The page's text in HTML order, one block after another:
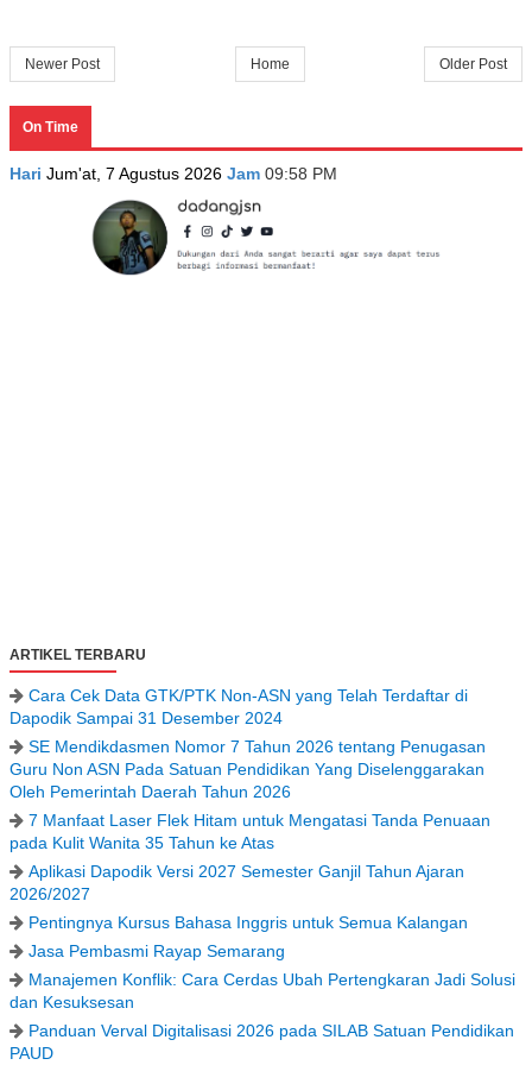
Newer Post Older Post
Home
On Time
Hari Jum'at, 7 Agustus 2026 Jam 09:58 PM
ARTIKEL TERBARU
Cara Cek Data GTK/PTK Non-ASN yang Telah Terdaftar di
Dapodik Sampai 31 Desember 2024
SE Mendikdasmen Nomor 7 Tahun 2026 tentang Penugasan
Guru Non ASN Pada Satuan Pendidikan Yang Diselenggarakan
Oleh Pemerintah Daerah Tahun 2026
7 Manfaat Laser Flek Hitam untuk Mengatasi Tanda Penuaan
pada Kulit Wanita 35 Tahun ke Atas
Aplikasi Dapodik Versi 2027 Semester Ganjil Tahun Ajaran
2026/2027
Pentingnya Kursus Bahasa Inggris untuk Semua Kalangan
Jasa Pembasmi Rayap Semarang
Manajemen Konflik: Cara Cerdas Ubah Pertengkaran Jadi Solusi
dan Kesuksesan
Panduan Verval Digitalisasi 2026 pada SILAB Satuan Pendidikan
PAUD